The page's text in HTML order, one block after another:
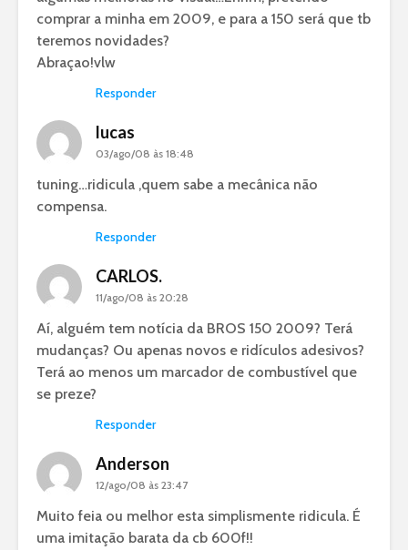
comprar a minha em 2009, e para a 150 será que tb
teremos novidades?
Abraçao!vlw
Responder
lucas
03/ago/08 às 18:48
tuning…ridicula ,quem sabe a mecânica não
compensa.
Responder
CARLOS.
11/ago/08 às 20:28
Aí, alguém tem notícia da BROS 150 2009? Terá
mudanças? Ou apenas novos e ridículos adesivos?
Terá ao menos um marcador de combustível que
se preze?
Responder
Anderson
12/ago/08 às 23:47
Muito feia ou melhor esta simplismente ridicula. É
uma imitação barata da cb 600f!!